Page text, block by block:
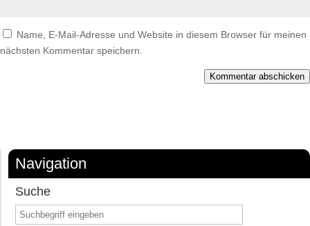
Name, E-Mail-Adresse und Website in diesem Browser für meinen
nächsten Kommentar speichern.
Kommentar abschicken
Navigation
Suche